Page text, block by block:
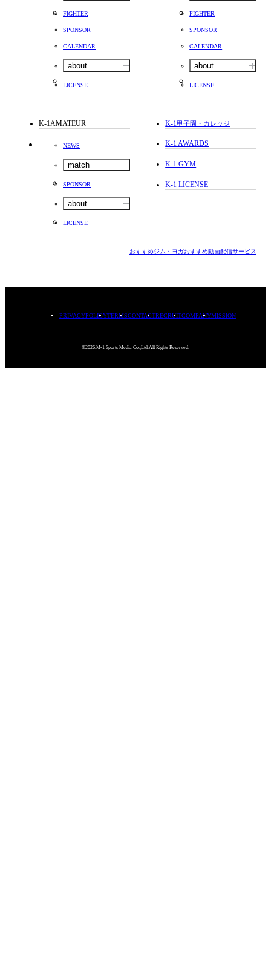
FIGHTER
SPONSOR
CALENDAR
about
LICENSE
FIGHTER
SPONSOR
CALENDAR
about
LICENSE
K-1AMATEUR
NEWS
match
SPONSOR
about
LICENSE
K-1甲子園・カレッジ
K-1 AWARDS
K-1 GYM
K-1 LICENSE
おすすめジム・ヨガおすすめ動画配信サービス
PRIVACYPOLICYTERMSCONTACTRECRUITCOMPANYMISSION
©2026.M-1 Sports Media Co.,Ltd.All Rights Reserved.